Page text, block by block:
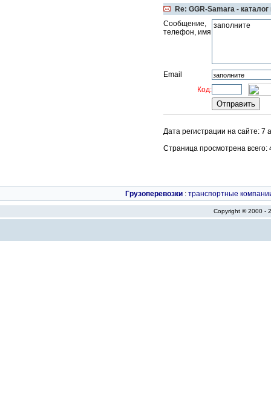
Re: GGR-Samara -
Сообщение,
телефон, имя
Email
Код:
Дата регистрации на сайте: 7
Страница просмотрена всего:
Грузоперевозки : транспортные
Copyright © 2000 -